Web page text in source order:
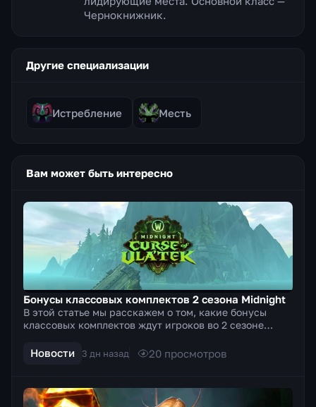
Чернокнижник.
Другие специализации
Истребление Месть
Вам может быть интересно
Бонусы классовых комплектов 2 сезона Midnight
В этой статье мы расскажем о том, какие бонусы
классовых комплектов ждут игроков во 2 сезоне
какие с...
Новости 3 дн назад 20 просмотров